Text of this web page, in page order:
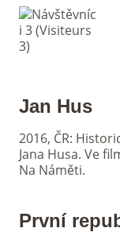
Jan Hus
2016, ČR:
Jana Husa. Ve
Na Náměti.
První